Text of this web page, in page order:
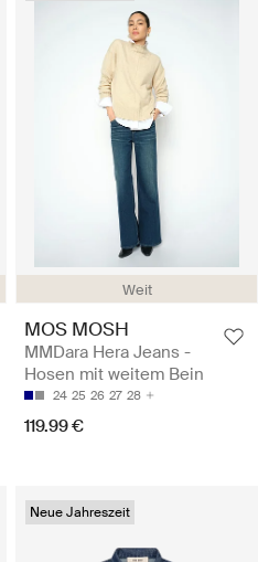
Weit
MOS MOSH
MMDara Hera Jeans -
Hosen mit weitem Bein
24 25 26 27 28
119.99 €
Neue Jahreszeit